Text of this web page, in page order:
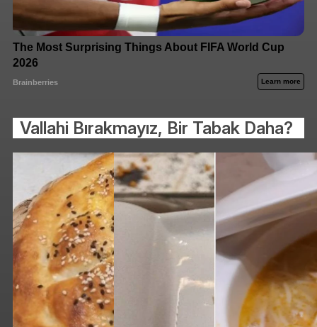
Vallahi Bırakmayız, Bir Tabak Daha?